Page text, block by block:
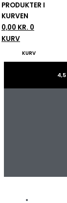
PRODUKTER I
KURVEN
0,00 KR. 0
KURV
KURV
4,5